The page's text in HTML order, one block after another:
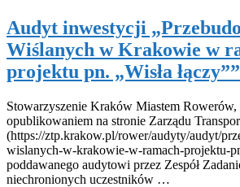
Audyt inwestycji
Wiślanych w Krakowie w
projektu pn. „Wisła łączy””
Stowarzyszenie Kraków Miastem
opublikowaniem na stronie Zarządu
(https://ztp.krakow.pl/rower/audyty/audyt/
wislanych-w-krakowie-w-ramach-projektu-
poddawanego audytowi przez Zespół
niechronionych uczestników …